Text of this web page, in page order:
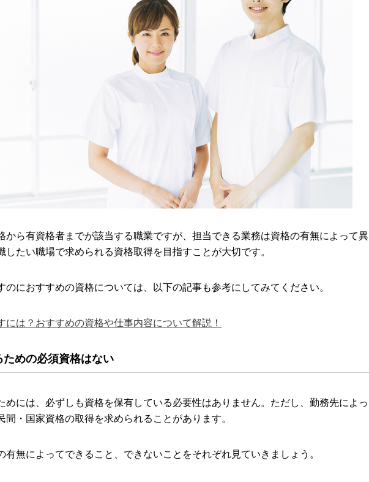
から有資格者までが該当する職業ですが、担当できる業務は資格の有無によって異
したい職場で求められる資格取得を目指すことが大切です。
のにおすすめの資格については、以下の記事も参考にしてみてください。
には？おすすめの資格や仕事内容について解説！
ための必須資格はない
めには、必ずしも資格を保有している必要性はありません。ただし、勤務先によっ
間・国家資格の取得を求められることがあります。
有無によってできること、できないことをそれぞれ見ていきましょう。